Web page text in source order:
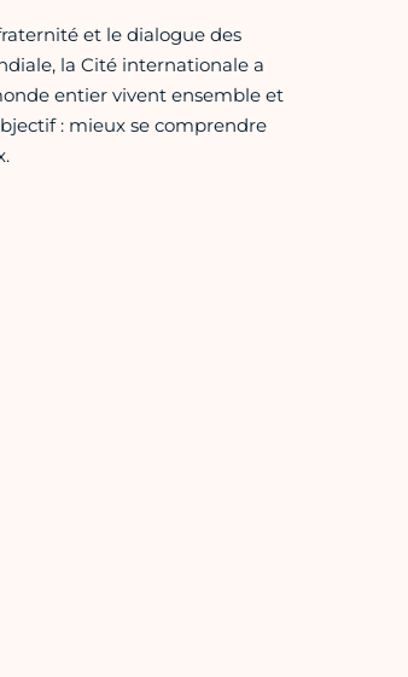
et le dialogue des
la Cité internationale a
entier vivent ensemble et
: mieux se comprendre